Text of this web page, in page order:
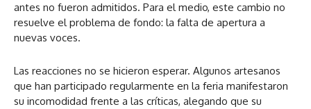
antes no fueron admitidos. Para el medio, este cambio no
resuelve el problema de fondo: la falta de apertura a
nuevas voces.
Las reacciones no se hicieron esperar. Algunos artesanos
que han participado regularmente en la feria manifestaron
su incomodidad frente a las críticas, alegando que su